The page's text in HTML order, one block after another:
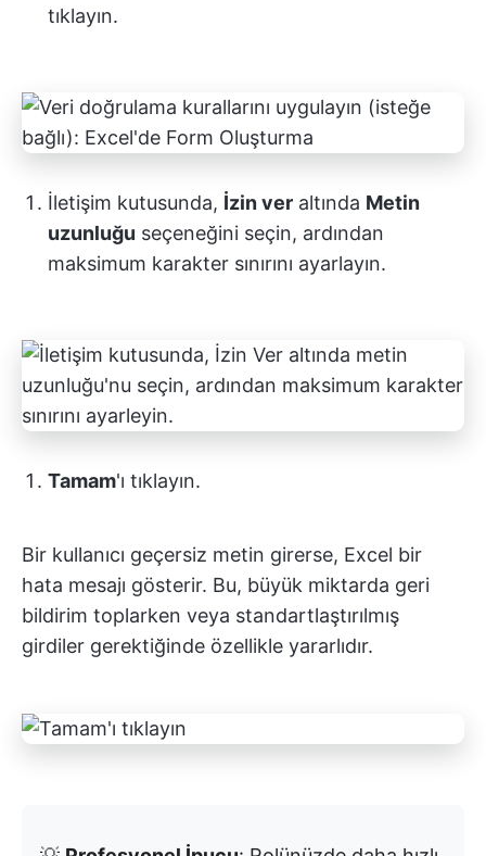
tıklayın.
İletişim kutusunda, İzin ver altında Metin
uzunluğu seçeneğini seçin, ardından
maksimum karakter sınırını ayarlayın.
Tamam'ı tıklayın.
Bir kullanıcı geçersiz metin girerse, Excel bir
hata mesajı gösterir. Bu, büyük miktarda geri
bildirim toplarken veya standartlaştırılmış
girdiler gerektiğinde özellikle yararlıdır.